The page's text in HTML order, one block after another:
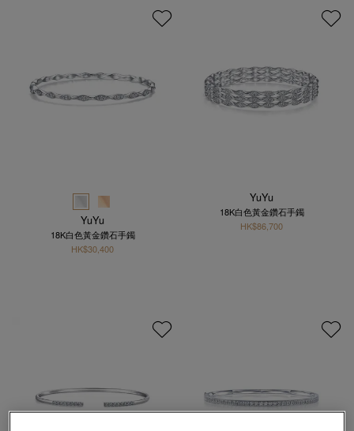
YuYu
18K白色黃金鑽石手鐲
HK$30,400
YuYu
18K白色黃金鑽石手鐲
HK$86,700